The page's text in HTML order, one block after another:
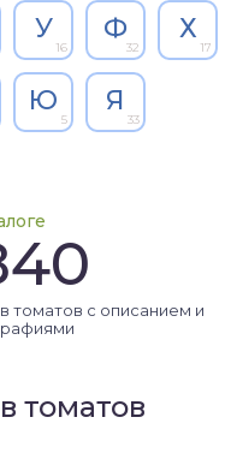
У
16
Ф
32
Х
17
Ю
5
Я
33
томатов с описанием и
томатов